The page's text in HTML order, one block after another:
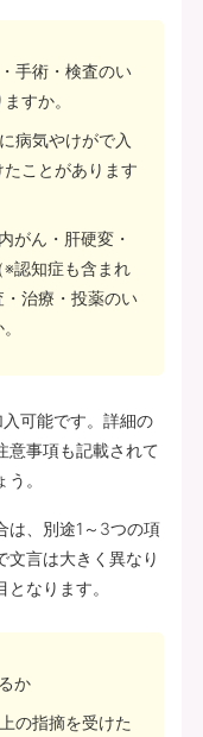
手術・検査のい
すか。
病気やけがで入
ことがあります
がん・肝硬変・
認知症も含まれ
治療・投薬のい
可能です。詳細の
意事項も記載されて
。
は、別途1～3つの項
文言は大きく異なり
なります。
か
の指摘を受けた